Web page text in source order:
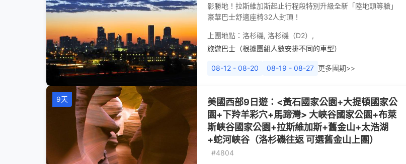
影勝地！拉斯維加斯起止行程段特別升級全新「陸地頭等艙」
豪華巴士舒適座椅32人封頂！
上團地點： 洛杉磯, 洛杉磯（D2） ,
旅遊巴士（根據團組人數安排不同的車型）
08-12 - 08-20 08-19 - 08-27 更多團期>>
9天
美國西部9日遊：<黃石國家公園+大提頓國家公
園+下羚羊彩穴+馬蹄灣> 大峽谷國家公園+布萊
斯峽谷國家公園+拉斯維加斯+舊金山+太浩湖
+蛇河峽谷（洛杉磯往返 可選舊金山上團）
#4804